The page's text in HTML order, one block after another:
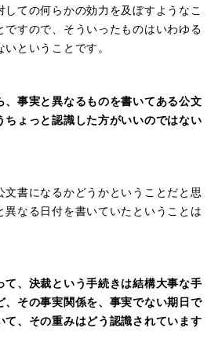
ての何らかの効力を及ぼすようなこ
ですので、そういったものはいわゆる
ということです。
事実と異なるものを書いてある公文
ちょっと認識した方がいいのではない
書になるかどうかということだと思
異なる日付を書いていたということは
、決裁という手続きは結構大事な手
、その事実関係を、事実でない期日で
て、その重みはどう認識されています